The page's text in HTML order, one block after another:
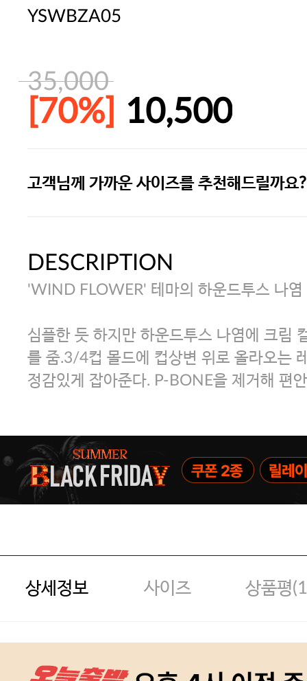
YSWBZA05
35,000
[70%] 10,500
주말특가 20%(8.7~8.9)/5만원 이
[썸머블프] 2만원 할인 쿠폰(8.1~31)
고객님께 가까운 사이즈를 추천해드릴까요?
DESCRIPTION
'WIND FLOWER' 테마의 하운드투스 나염
심플한 듯 하지만 하운드투스 나염에 크림
를 줌.3/4컵 몰드에 컵상변 위로 올라오는
정감있게 잡아준다. P-BONE을 제거해 편
상세정보 사이즈 상품평(1